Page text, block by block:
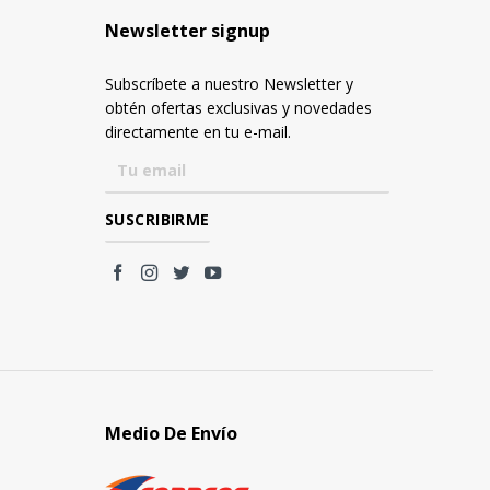
Newsletter signup
Subscríbete a nuestro Newsletter y
obtén ofertas exclusivas y novedades
directamente en tu e-mail.
Medio De Envío